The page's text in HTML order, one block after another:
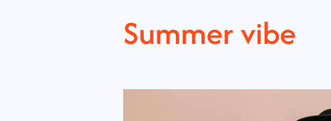
Summer vibe